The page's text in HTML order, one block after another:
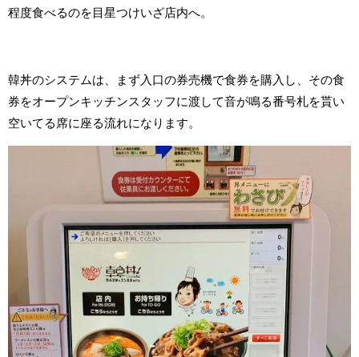
程度食べるのを目星つけいざ店内へ。
韓丼のシステムは、まず入口の券売機で食券を購入し、その食
券をオープンキッチンスタッフに渡して音が鳴る番号札を貰い
空いてる席に座る流れになります。